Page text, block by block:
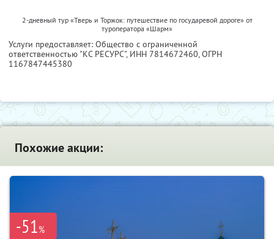
2-дневный тур «Тверь и Торжок: путешествие по государевой дороге» от
туроператора «Шарм»
Услуги предоставляет: Общество с ограниченной
ответственностью "КС РЕСУРС", ИНН 7814672460, ОГРН
1167847445380
Похожие акции:
-51%